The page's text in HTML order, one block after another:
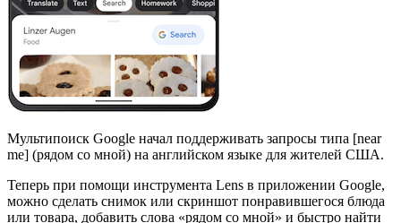
Мультипоиск Google начал поддерживать запросы типа [near
me] (рядом со мной) на английском языке для жителей США.
Теперь при помощи инструмента Lens в приложении Google,
можно сделать снимок или скриншот понравившегося блюда
или товара, добавить слова «рядом со мной» и быстро найти